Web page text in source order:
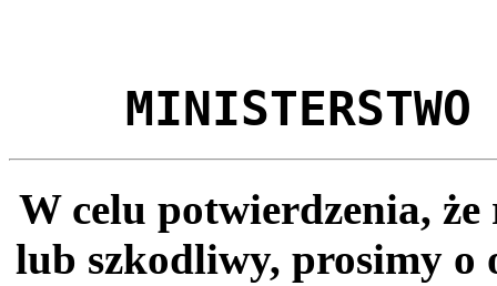
MINISTERSTWO
W celu potwierdzenia,
lub szkodliwy, prosimy o